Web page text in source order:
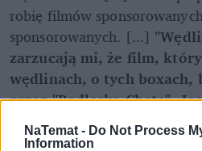
NaTemat - Do Not Process
Information
robię filmów
sponsorowanych. [...]
zarzucają mi, że film,
wędlinach, o tych boxach,
przez "Podlaską Chatę".
powiedział.